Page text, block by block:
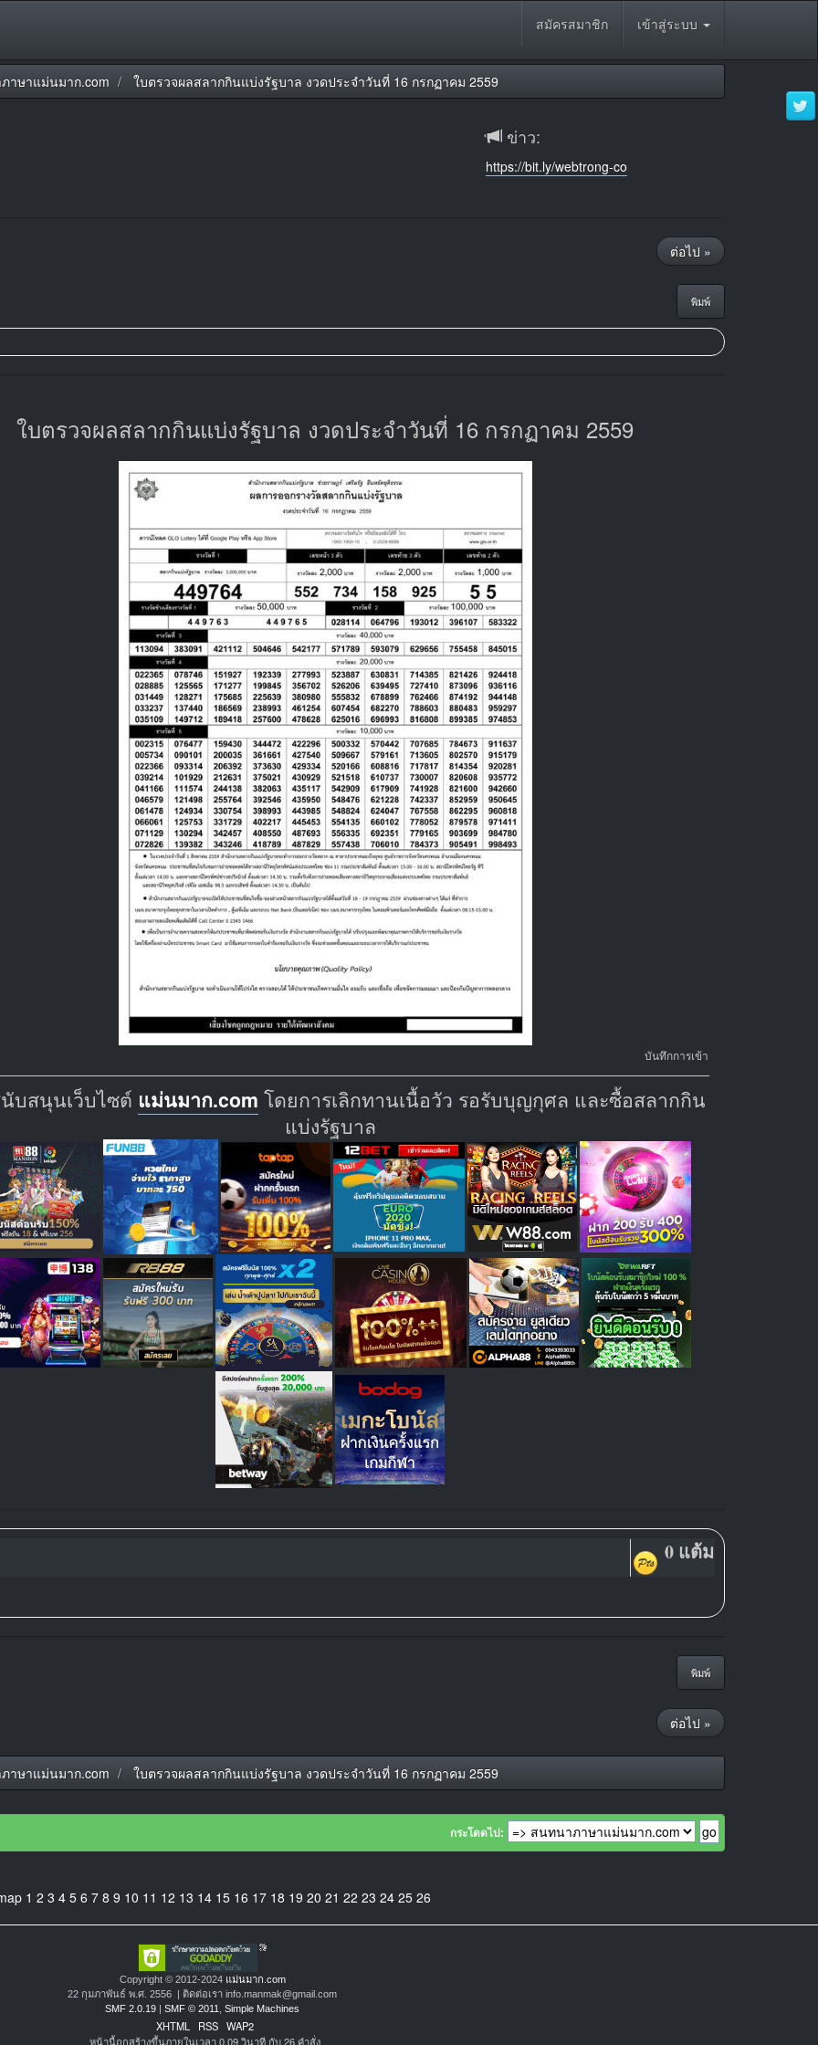
สมัครสมาชิก เข้าสู่ระบบ
าษาแม่นมาก.com ใบตรวจผลสลากกินแบ่งรัฐบาล งวดประจำวันที่ 16 กรกฏาคม 2559
ข่าว:
https://bit.ly/webtrong-co
ต่อไป »
พิมพ์
ใบตรวจผลสลากกินแบ่งรัฐบาล งวดประจำวันที่ 16 กรกฏาคม 2559
บันทึกการเข้า
บสนุนเว็บไซต์ แม่นมาก.com โดยการเลิกทานเนื้อวัว รอรับบุญกุศล และซื้อสลากกิน
แบ่งรัฐบาล
0 แต้ม
พิมพ์
ต่อไป »
าษาแม่นมาก.com ใบตรวจผลสลากกินแบ่งรัฐบาล งวดประจำวันที่ 16 กรกฏาคม 2559
กระโดดไป:
1 2 3 4 5 6 7 8 9 10 11 12 13 14 15 16 17 18 19 20 21 22 23 24 25 26
Copyright © 2012-2024 แม่นมาก.com
22 กุมภาพันธ์ พ.ศ. 2556 | ติดต่อเรา info.manmak@gmail.com
SMF 2.0.19
SMF © 2011, Simple Machines
XHTML RSS WAP2
หน้านี้ถูกสร้างขึ้นภายในเวลา 0.09 วินาที กับ 26 คำสั่ง